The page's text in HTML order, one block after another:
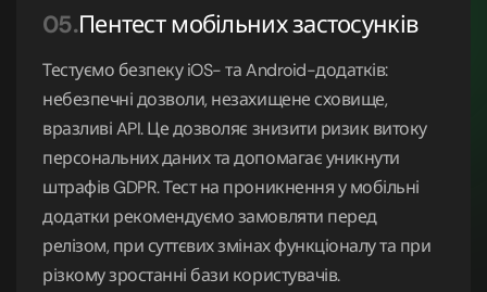
05.Пентест мобільних застосунків
Тестуємо безпеку iOS- та Android-додатків:
небезпечні дозволи, незахищене сховище,
вразливі API. Це дозволяє знизити ризик витоку
персональних даних та допомагає уникнути
штрафів GDPR. Тест на проникнення у мобільні
додатки рекомендуємо замовляти перед
релізом, при суттєвих змінах функціоналу та при
різкому зростанні бази користувачів.